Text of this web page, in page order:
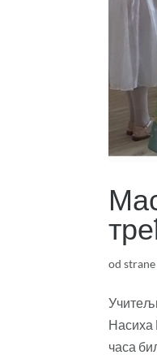
od
Насиха
часа